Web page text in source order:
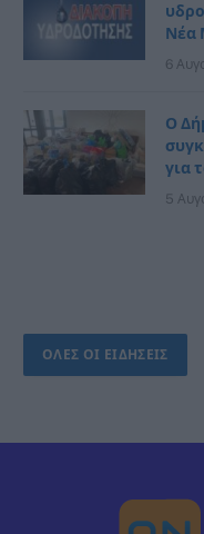
Νέα
6
Ο
για
5
ΟΛΕΣ ΟΙ ΕΙΔΗΣΕΙΣ